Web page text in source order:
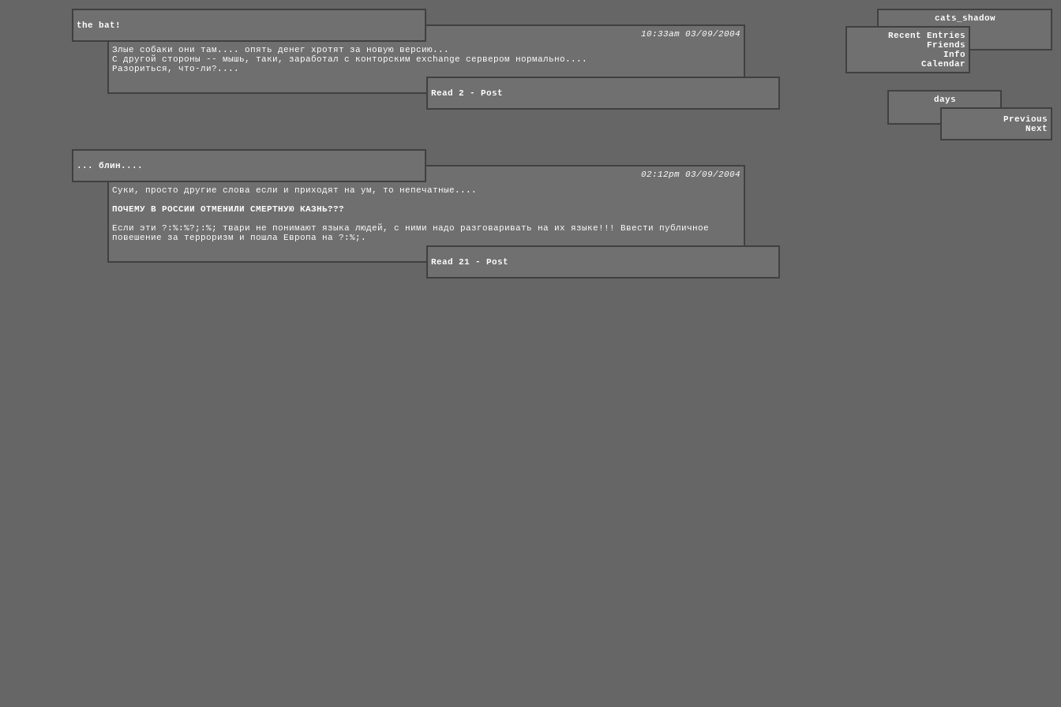
the bat!
10:33am 03/09/2004
Злые собаки они там.... опять денег хротят за новую версию...
С другой стороны -- мышь, таки, заработал с конторским exchange сервером нормально....
Разориться, что-ли?....
Read 2 - Post
... блин....
02:12pm 03/09/2004
Суки, просто другие слова если и приходят на ум, то непечатные....
ПОЧЕМУ В РОССИИ ОТМЕНИЛИ СМЕРТНУЮ КАЗНЬ???
Если эти ?:%:%?;:%; твари не понимают языка людей, с ними надо разговаривать на их языке!!! Ввести публичное
повешение за терроризм и пошла Европа на ?:%;.
Read 21 - Post
cats_shadow
Recent Entries
Friends
Info
Calendar
days
Previous
Next